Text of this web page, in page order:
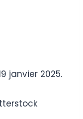
janvier 2025.